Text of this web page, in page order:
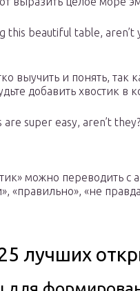
this beautiful table,
выучить и понять, так
добавить хвостик в
are super easy, aren’t
можно переводить с
«правильно», «не
лучших